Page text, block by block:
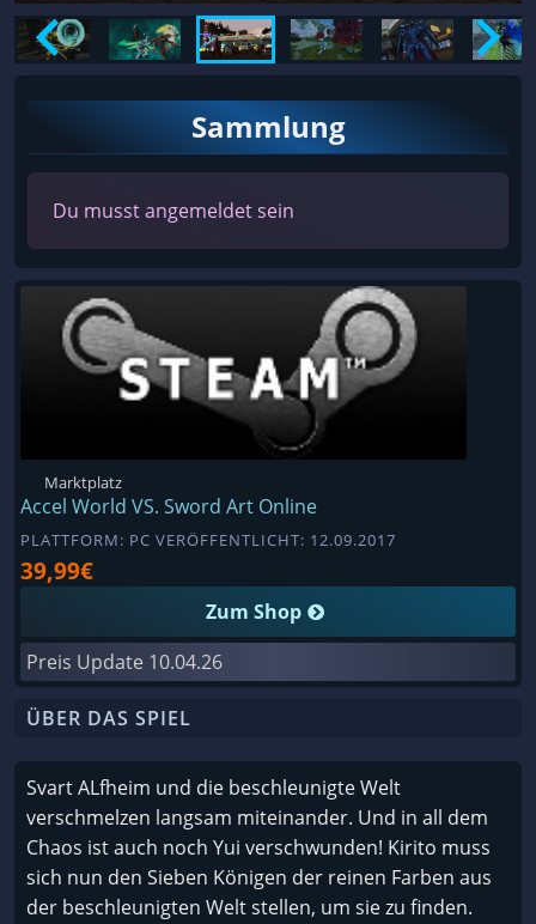
Sammlung
Du musst angemeldet sein
Marktplatz
Accel World VS. Sword Art Online
PLATTFORM: PC VERÖFFENTLICHT: 12.09.2017
39,99€
Zum Shop
Preis Update 10.04.26
ÜBER DAS SPIEL
Svart ALfheim und die beschleunigte Welt
verschmelzen langsam miteinander. Und in all dem
Chaos ist auch noch Yui verschwunden! Kirito muss
sich nun den Sieben Königen der reinen Farben aus
der beschleunigten Welt stellen, um sie zu finden.